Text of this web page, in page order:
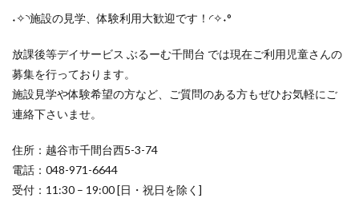
˖✧◝施設の見学、体験利用大歓迎です！◜✧˖°
放課後等デイサービス ぶるーむ千間台 では現在ご利用児童さんの
募集を行っております。
施設見学や体験希望の方など、ご質問のある方もぜひお気軽にご
連絡下さいませ。
住所：越谷市千間台西5-3-74
電話：048-971-6644
受付：11:30 – 19:00 [日・祝日を除く]